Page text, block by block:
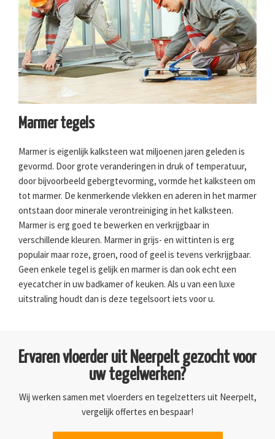
Marmer tegels
Marmer is eigenlijk kalksteen wat miljoenen jaren geleden is
gevormd. Door grote veranderingen in druk of temperatuur,
door bijvoorbeeld gebergtevorming, vormde het kalksteen om
tot marmer. De kenmerkende vlekken en aderen in het marmer
ontstaan door minerale verontreiniging in het kalksteen.
Marmer is erg goed te bewerken en verkrijgbaar in
verschillende kleuren. Marmer in grijs- en wittinten is erg
populair maar roze, groen, rood of geel is tevens verkrijgbaar.
Geen enkele tegel is gelijk en marmer is dan ook echt een
eyecatcher in uw badkamer of keuken. Als u van een luxe
uitstraling houdt dan is deze tegelsoort iets voor u.
Ervaren vloerder uit Neerpelt gezocht voor
uw tegelwerken?
Wij werken samen met vloerders en tegelzetters uit Neerpelt,
vergelijk offertes en bespaar!